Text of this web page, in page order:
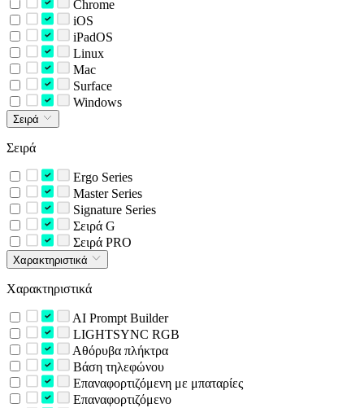
Chrome
iOS
iPadOS
Linux
Mac
Surface
Windows
Σειρά
Σειρά
Ergo Series
Master Series
Signature Series
Σειρά G
Σειρά PRO
Χαρακτηριστικά
Χαρακτηριστικά
AI Prompt Builder
LIGHTSYNC RGB
Αθόρυβα πλήκτρα
Βάση τηλεφώνου
Επαναφορτιζόμενη με μπαταρίες
Επαναφορτιζόμενο